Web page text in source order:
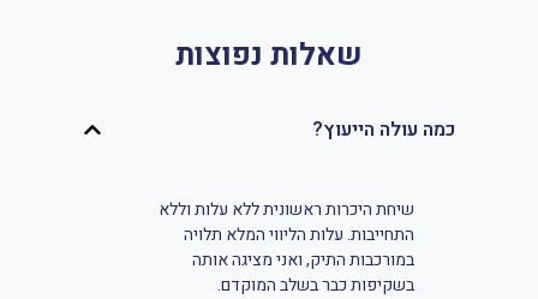
שאלות נפוצות
כמה עולה הייעוץ?
שיחת היכרות ראשונית ללא עלות וללא
התחייבות. עלות הליווי המלא תלויה
במורכבות התיק, ואני מציגה אותה
בשקיפות כבר בשלב המוקדם.